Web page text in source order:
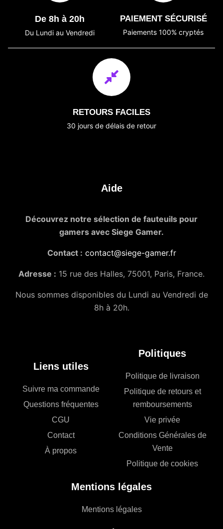
De 8h à 20h
Du Lundi au Vendredi
PAIEMENT SÉCURISÉ
Paiements 100% cryptés
RETOURS FACILES
30 jours de délais de retour
Aide
Découvrez notre sélection de fauteuils pour
gamers avec Siege Gamer.
Contact : contact@siege-gamer.fr
Adresse : 15 rue des Halles, 75001, Paris, France.
Nous sommes disponibles du Lundi au Vendredi de
8h à 20h.
Liens utiles
Suivre ma commande
Questions fréquentes
CGU
Contact
À propos
Politiques
Politique de livraison
Politique de retours et
remboursements
Vie privée
Conditions Générales de
Vente
Politique de cookies
Mentions légales
Mentions légales